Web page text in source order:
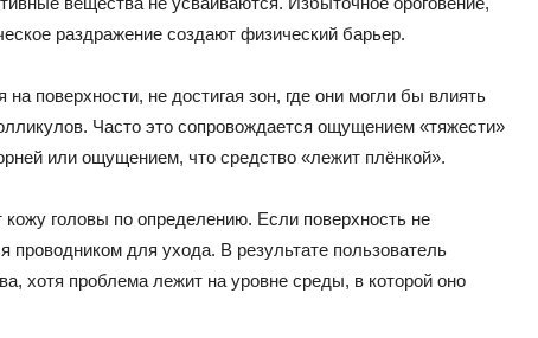
раздражение создают физический барьер.
поверхности, не достигая зон, где они могли бы влиять
Часто это сопровождается ощущением «тяжести»
или ощущением, что средство «лежит плёнкой».
головы по определению. Если поверхность не
проводником для ухода. В результате пользователь
хотя проблема лежит на уровне среды, в которой оно